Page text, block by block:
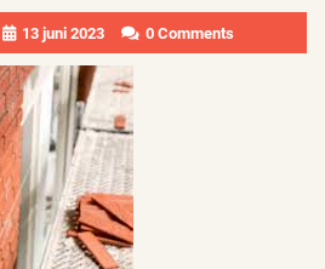
13 juni 2023 0 Comments